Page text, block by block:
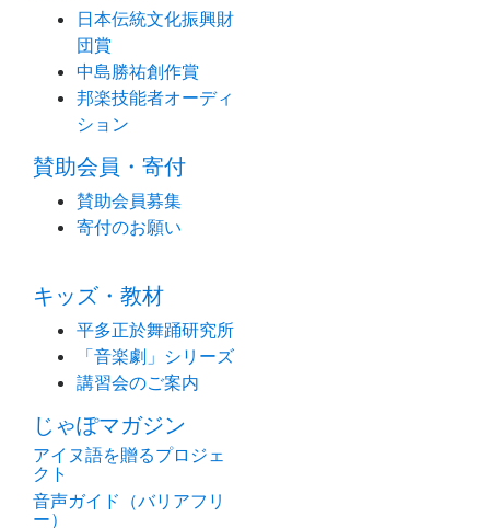
日本伝統文化振興財
団賞
中島勝祐創作賞
邦楽技能者オーディ
ション
賛助会員・寄付
賛助会員募集
寄付のお願い
キッズ・教材
平多正於舞踊研究所
「音楽劇」シリーズ
講習会のご案内
じゃぽマガジン
アイヌ語を贈るプロジェ
クト
音声ガイド（バリアフリ
ー）